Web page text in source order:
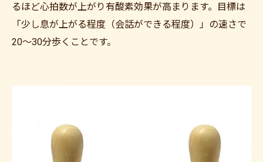
るほど心拍数が上がり有酸素効果が高まります。目標は
「少し息が上がる程度（会話ができる程度）」の速さで
20〜30分歩くことです。